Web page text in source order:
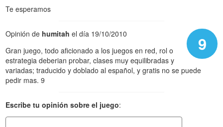
Te esperamos
9
Opinión de humitah el día 19/10/2010
Gran juego, todo aficionado a los juegos en red, rol o
estrategia deberian probar, clases muy equilibradas y
variadas; traducido y doblado al español, y gratis no se puede
pedir mas. 9
Escribe tu opinión sobre el juego: